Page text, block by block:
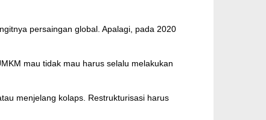
persaingan global. Apalagi, pada 2020
mau tidak mau harus selalu melakukan
menjelang kolaps. Restrukturisasi harus